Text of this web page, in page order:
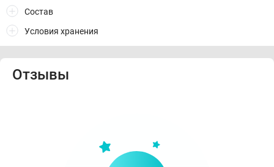
Состав
Условия хранения
Отзывы